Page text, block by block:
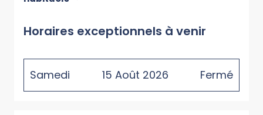
Horaires exceptionnels à venir
Samedi 15 Août 2026 Fermé